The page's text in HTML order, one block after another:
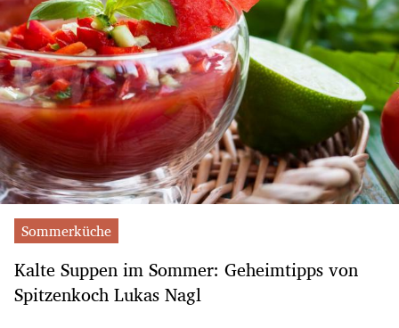
Sommerküche
Kalte Suppen im Sommer: Geheimtipps von
Spitzenkoch Lukas Nagl